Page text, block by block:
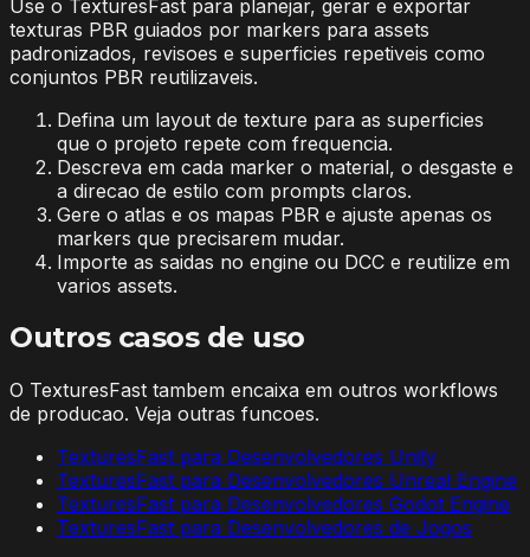
Use o TexturesFast para planejar, gerar e exportar
texturas PBR guiados por markers para assets
padronizados, revisoes e superficies repetiveis como
conjuntos PBR reutilizaveis.
Defina um layout de texture para as superficies
que o projeto repete com frequencia.
Descreva em cada marker o material, o desgaste e
a direcao de estilo com prompts claros.
Gere o atlas e os mapas PBR e ajuste apenas os
markers que precisarem mudar.
Importe as saidas no engine ou DCC e reutilize em
varios assets.
Outros casos de uso
O TexturesFast tambem encaixa em outros workflows
de producao. Veja outras funcoes.
TexturesFast para Desenvolvedores Unity
TexturesFast para Desenvolvedores Unreal Engine
TexturesFast para Desenvolvedores Godot Engine
TexturesFast para Desenvolvedores de Jogos